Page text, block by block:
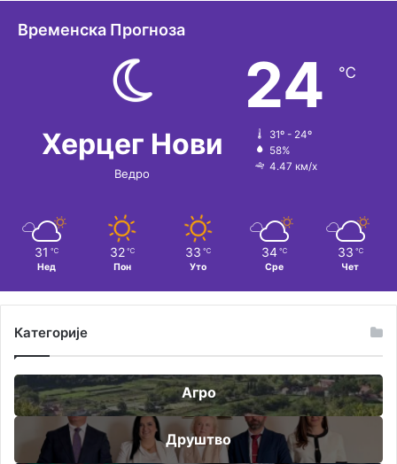
тВременска Прогноза
Херцег Нови
Ведро
24 ℃
31º - 24º
58%
4.47 км/х
31 ℃
Нед
32 ℃
Пон
33 ℃
Уто
34 ℃
Сре
33 ℃
Чет
Категорије
Агро
Друштво